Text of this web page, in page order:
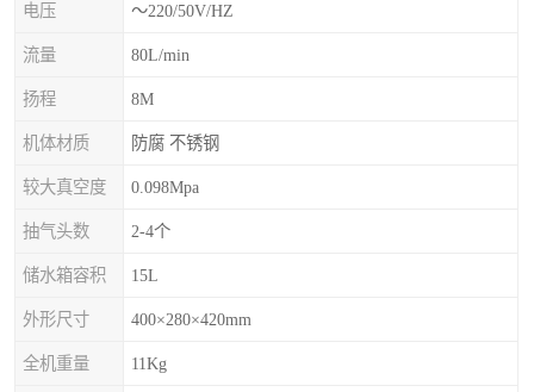
电压 ～220/50V/HZ
流量 80L/min
扬程 8M
机体材质 防腐 不锈钢
较大真空度 0.098Mpa
抽气头数 2-4个
储水箱容积 15L
外形尺寸 400×280×420mm
全机重量 11Kg